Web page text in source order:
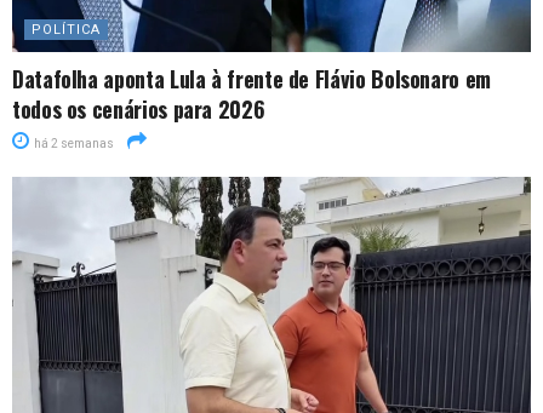
POLÍTICA
Datafolha aponta Lula à frente de Flávio Bolsonaro em
todos os cenários para 2026
há 2 semanas